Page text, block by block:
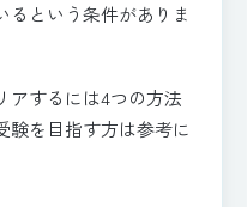
るという条件がありま
アするには4つの方法
験を目指す方は参考に